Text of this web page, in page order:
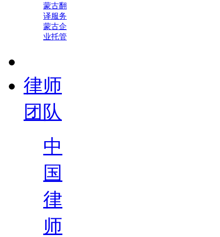
蒙古翻
译服务
蒙古企
业托管
律师
团队
中
国
律
师